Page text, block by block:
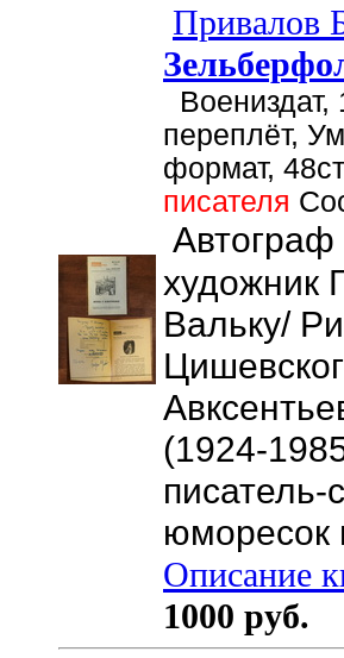
Привалов
Воениздат,
переплёт,
формат,
писателя
Автограф
художник
Вальку/
(1924-
писатель-
юморесок
Описание
1000 руб.